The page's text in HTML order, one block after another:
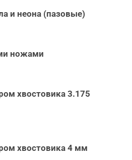
и неона (пазовые)
ножами
хвостовика 3.175
хвостовика 4 мм